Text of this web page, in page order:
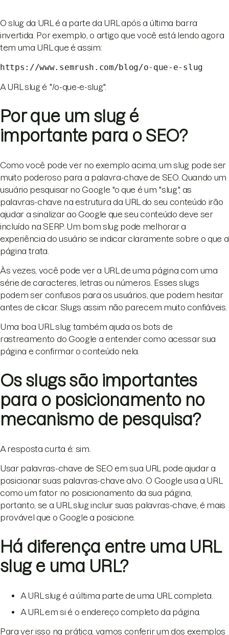
O slug da URL é a parte da URL após a última barra
invertida. Por exemplo, o artigo que você está lendo agora
tem uma URL que é assim:
https://www.semrush.com/blog/o-que-e-slug
A URL slug é "/o-que-e-slug".
Por que um slug é
importante para o SEO?
Como você pode ver no exemplo acima, um slug pode ser
muito poderoso para a palavra-chave de SEO. Quando um
usuário pesquisar no Google "o que é um "slug", as
palavras-chave na estrutura da URL do seu conteúdo irão
ajudar a sinalizar ao Google que seu conteúdo deve ser
incluído na SERP. Um bom slug pode melhorar a
experiência do usuário se indicar claramente sobre o que a
página trata.
Às vezes, você pode ver a URL de uma página com uma
série de caracteres, letras ou números. Esses slugs
podem ser confusos para os usuários, que podem hesitar
antes de clicar. Slugs assim não parecem muito confiáveis.
Uma boa URL slug também ajuda os bots de
rastreamento do Google a entender como acessar sua
página e confirmar o conteúdo nela.
Os slugs são importantes
para o posicionamento no
mecanismo de pesquisa?
A resposta curta é: sim.
Usar palavras-chave de SEO em sua URL pode ajudar a
posicionar suas palavras-chave alvo. O Google usa a URL
como um fator no posicionamento da sua página,
portanto, se a URL slug incluir suas palavras-chave, é mais
provável que o Google a posicione.
Há diferença entre uma URL
slug e uma URL?
A URL slug é a última parte de uma URL completa.
A URL em si é o endereço completo da página.
Para ver isso na prática, vamos conferir um dos exemplos